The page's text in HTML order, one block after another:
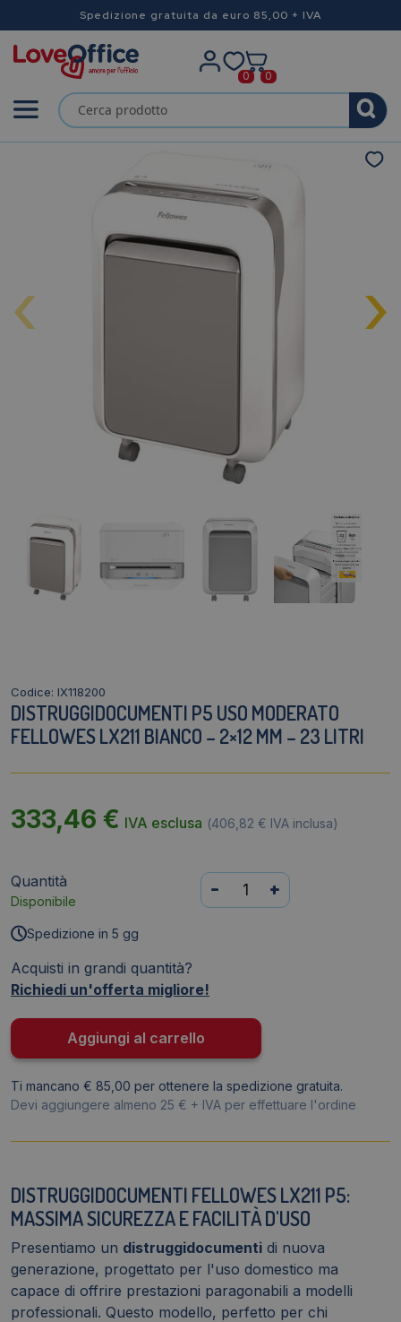
Spedizione gratuita da euro 85,00 + IVA
0 0
‹ ›
Codice: IX118200
DISTRUGGIDOCUMENTI P5 USO MODERATO
FELLOWES LX211 BIANCO – 2×12 MM – 23 LITRI
333,46 € IVA esclusa (406,82 € IVA inclusa)
Quantità
Disponibile
Distruggidocumenti
P5
LX211
-
2x12
-
litri
- +
Spedizione in 5 gg
Acquisti in grandi quantità?
Richiedi un'offerta migliore!
Aggiungi al carrello
Ti mancano € 85,00 per ottenere la spedizione gratuita.
Devi aggiungere almeno 25 € + IVA per effettuare l'ordine
DISTRUGGIDOCUMENTI FELLOWES LX211 P5:
MASSIMA SICUREZZA E FACILITÀ D'USO
Presentiamo un distruggidocumenti di nuova
generazione, progettato per l'uso domestico ma
capace di offrire prestazioni paragonabili a modelli
professionali. Questo modello, perfetto per chi